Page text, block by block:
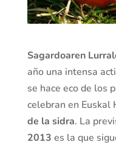
Sagardoaren
año una intensa
se hace eco de los
celebran en Euskal
de la sidra. La
2013 es la que